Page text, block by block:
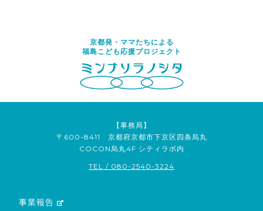
京都発・ママたちによる
福島こども応援プロジェクト
【事務局】
〒600-8411 京都府京都市下京区四条烏丸
COCON烏丸4F シティラボ内
TEL / 080-2540-3224
事業報告